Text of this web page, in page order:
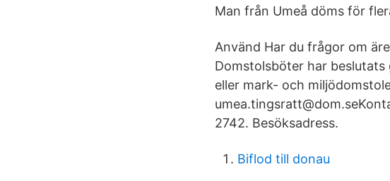
Man från Umeå döms för
Använd Har du frågor om
Domstolsböter har
eller mark- och
2742. Besöksadress.
Biflod till donau